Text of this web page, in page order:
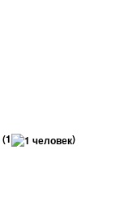
(1
)